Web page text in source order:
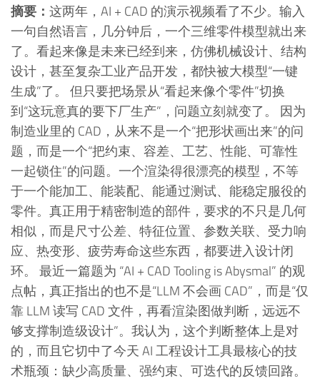
摘要： 这两年，AI + CAD 的演示视频看了不少。输入
一句自然语言，几分钟后，一个三维零件模型就出来
了。看起来像是未来已经到来，仿佛机械设计、结构
设计，甚至复杂工业产品开发，都快被大模型“一键
生成”了。 但只要把场景从“看起来像个零件”切换
到“这玩意真的要下厂生产”，问题立刻就变了。 因为
制造业里的 CAD，从来不是一个“把形状画出来”的问
题，而是一个“把约束、容差、工艺、性能、可靠性
一起锁住”的问题。一个渲染得很漂亮的模型，不等
于一个能加工、能装配、能通过测试、能稳定服役的
零件。真正用于精密制造的部件，要求的不只是几何
相似，而是尺寸公差、特征位置、参数关联、受力响
应、热变形、疲劳寿命这些东西，都要进入设计闭
环。 最近一篇题为 “AI + CAD Tooling is Abysmal” 的观
点帖，真正指出的也不是“LLM 不会画 CAD”，而是“仅
靠 LLM 读写 CAD 文件，再看渲染图做判断，远远不
够支撑制造级设计”。我认为，这个判断整体上是对
的，而且它切中了今天 AI 工程设计工具最核心的技
术瓶颈：缺少高质量、强约束、可迭代的反馈回路。